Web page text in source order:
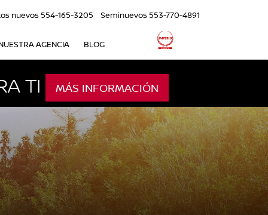
nuevos554-165-3205 Seminuevos553-770-4891
AGENCIA BLOG
TI MÁS INFORMACIÓN